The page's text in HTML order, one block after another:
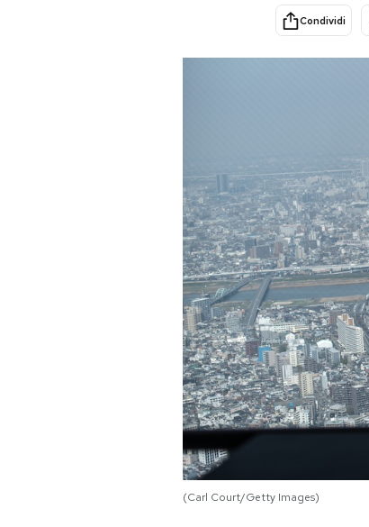
Mondiali calcio 2026
AREA PERSONALE
Condividi
(Carl Court/Getty Images)